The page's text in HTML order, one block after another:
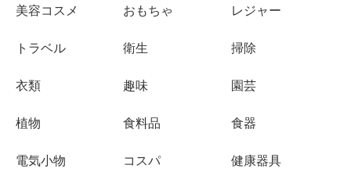
美容コスメ おもちゃ レジャー
トラベル 衛生 掃除
衣類 趣味 園芸
植物 食料品 食器
電気小物 コスパ 健康器具